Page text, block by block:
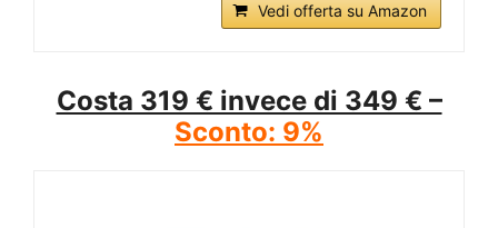
Vedi offerta su Amazon
Costa 319 € invece di 349 € –
Sconto: 9%